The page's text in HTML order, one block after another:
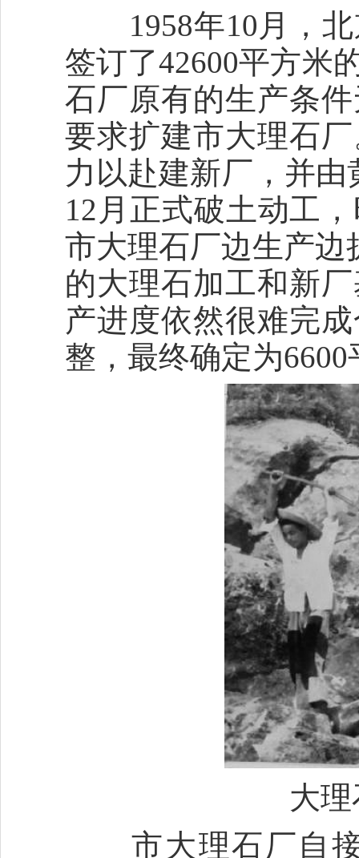
1958年10月，北
签订了42600平方米
石厂原有的生产条
要求扩建市大理石
力以赴建新厂，并
12月正式破土动工
市大理石厂边生产边
的大理石加工和新
产进度依然很难完
整，最终确定为6600
大
市大理石厂自接